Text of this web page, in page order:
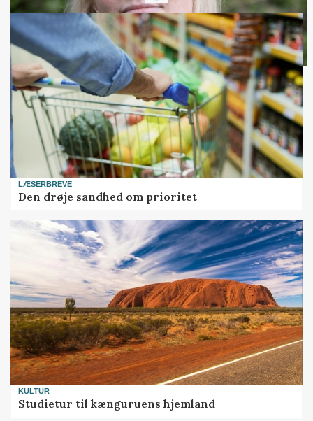
LÆSERBREVE
Den drøje sandhed om prioritet
KULTUR
Studietur til kænguruens hjemland